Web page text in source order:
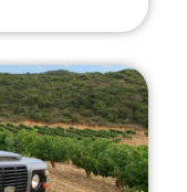
'Sed de aventura' en